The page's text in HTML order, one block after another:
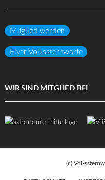
Mitglied werden
Flyer Volkssternwarte
WIR SIND MITGLIED BEI
(c)